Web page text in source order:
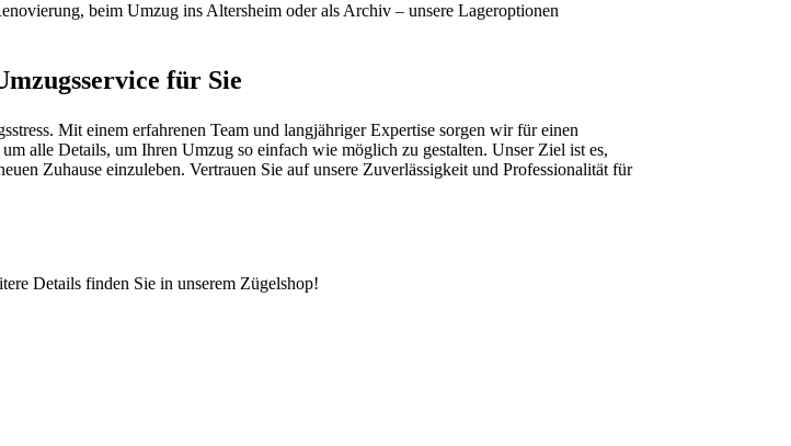
beim Umzug ins Altersheim oder als Archiv – unsere Lageroptionen
für Sie
Mit einem erfahrenen Team und langjähriger Expertise sorgen wir für einen
alle Details, um Ihren Umzug so einfach wie möglich zu gestalten. Unser Ziel ist es,
Zuhause einzuleben. Vertrauen Sie auf unsere Zuverlässigkeit und Professionalität für
Details finden Sie in unserem Zügelshop!